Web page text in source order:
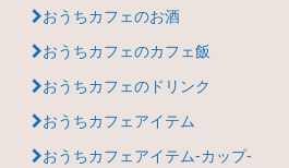
おうちカフェのお酒
おうちカフェのカフェ飯
おうちカフェのドリンク
おうちカフェアイテム
おうちカフェアイテム-カップ-